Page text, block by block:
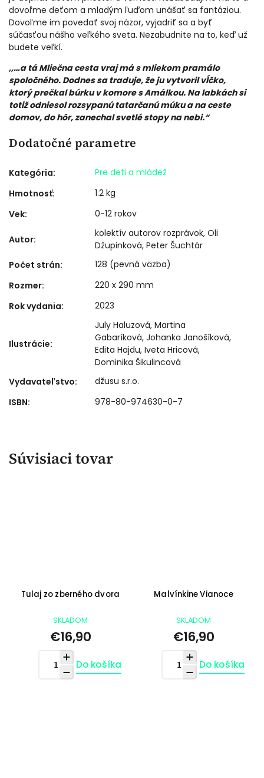
dovoľme deťom a mladým ľuďom unášať sa fantáziou.
Dovoľme im povedať svoj názor, vyjadriť sa a byť
súčasťou nášho veľkého sveta. Nezabudnite na to, keď už
budete veľkí.
,,…a tá Mliečna cesta vraj má s mliekom pramálo
spoločného. Dodnes sa traduje, že ju vytvoril vĺčko,
ktorý prečkal búrku v komore s Amálkou. Na labkách si
totiž odniesol rozsypanú tatarčanú múku a na ceste
domov, do hôr, zanechal svetlé stopy na nebi.“
Dodatočné parametre
Kategória:
Pre deti a mládež
Hmotnosť:
1.2 kg
Vek: 0-12 rokov
Autor:
kolektív autorov rozprávok, Oli
Džupinková, Peter Šuchtár
Počet strán:
128 (pevná väzba)
Rozmer:
220 x 290 mm
Rok vydania: 2023
Ilustrácie:
July Haluzová, Martina
Gabaríková, Johanka Janošíková,
Edita Hajdu, Iveta Hricová,
Dominika Šikulincová
Vydavateľstvo:
džusu s.r.o.
ISBN: 978-80-974630-0-7
Súvisiaci tovar
Tulaj zo zberného dvora
SKLADOM
€16,90
Do košíka
Malvínkine Vianoce
SKLADOM
€16,90
Do košíka